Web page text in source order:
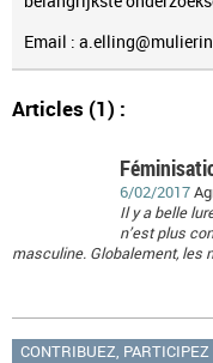
Email :
Articles (1) :
6/02/2017
Il y a belle
n’est plus
masculine. Globalement, les
CONTRIBUEZ, PARTICIPEZ